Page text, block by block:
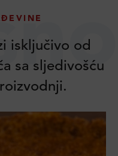
isključivo od
sa sljedivošću